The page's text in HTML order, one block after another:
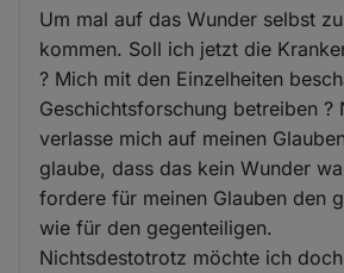
Um mal auf das Wunder selbst
kommen. Soll ich jetzt die
? Mich mit den Einzelheiten
Geschichtsforschung betreiben ?
verlasse mich auf meinen
glaube, dass das kein Wunder
fordere für meinen Glauben den
wie für den gegenteiligen.
Nichtsdestotrotz möchte ich